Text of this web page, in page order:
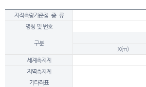
지적측량기준점 종 류
명칭 및 번호
구분
X(m)
세계측지계
지역측지계
기타좌표